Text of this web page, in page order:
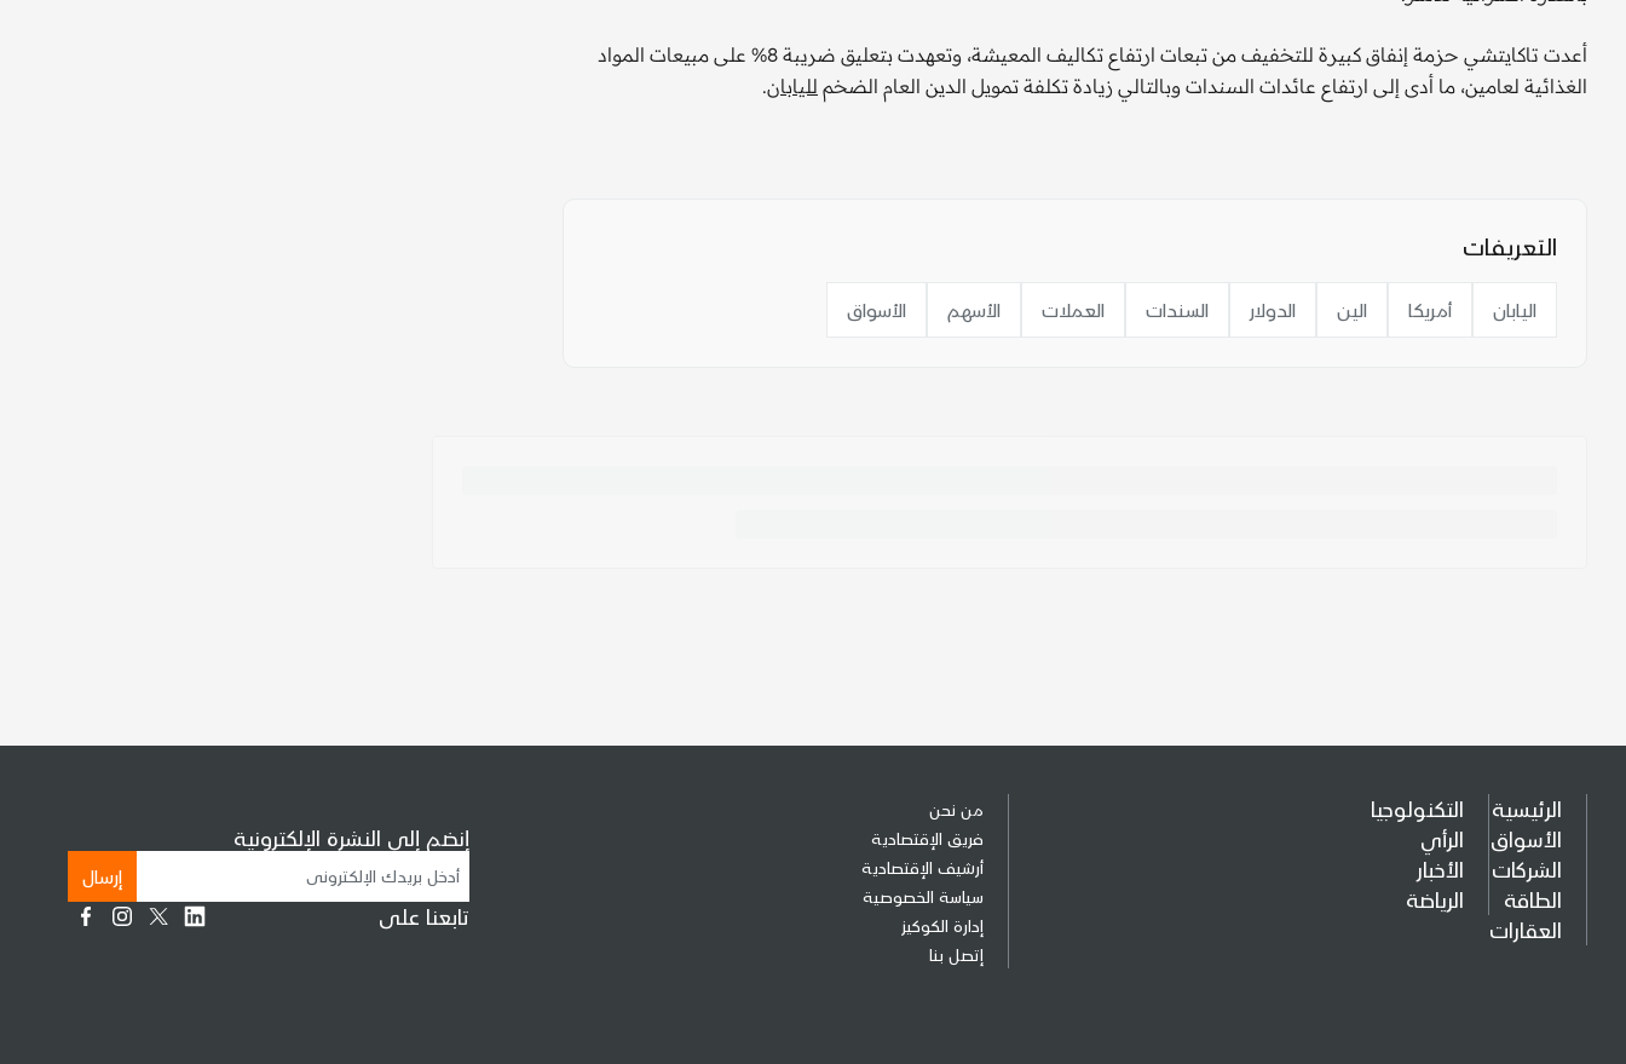
أعدت تاكايتشي حزمة إنفاق كبيرة للتخفيف من تبعات ارتفاع تكاليف المعيشة، وتعهدت بتعليق ضريبة 8% على مبيعات المواد
الغذائية لعامين، ما أدى إلى ارتفاع عائدات السندات وبالتالي زيادة تكلفة تمويل الدين العام الضخم لليابان.
التعريفات
اليابان أمريكا الين الدولار السندات العملات الأسهم الأسواق
الرئيسية
الأسواق
الشركات
الطاقة
العقارات
التكنولوجيا
الرأي
الأخبار
الرياضة
من نحن
فريق الإقتصادية
أرشيف الإقتصادية
سياسة الخصوصية
إدارة الكوكيز
إتصل بنا
إنضم إلى النشرة الإلكترونية
إرسال
تابعنا على